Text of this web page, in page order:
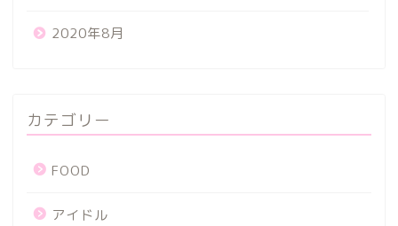
2020年8月
カテゴリー
FOOD
アイドル